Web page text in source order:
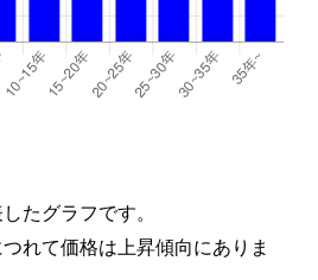
たグラフです。
れて価格は上昇傾向にありま